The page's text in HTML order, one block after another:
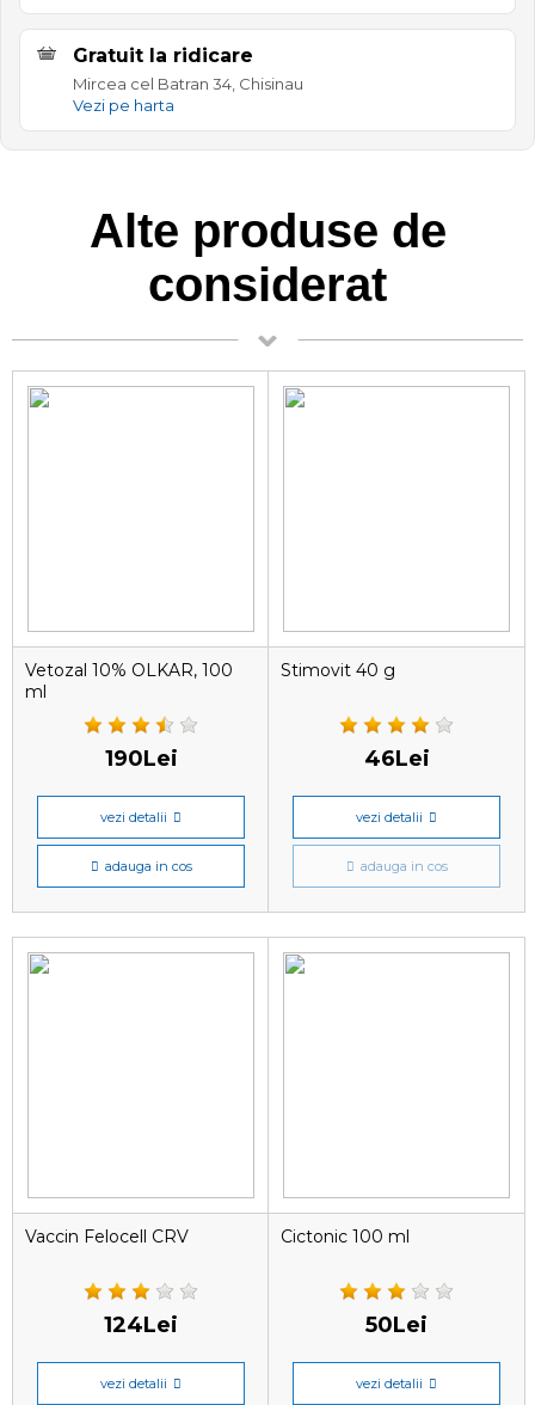
Gratuit la ridicare
Mircea cel Batran 34, Chisinau
Vezi pe harta
Alte produse de
considerat
Vetozal 10% OLKAR, 100
ml
190Lei
vezi detalii
adauga in cos
Stimovit 40 g
46Lei
vezi detalii
adauga in cos
Vaccin Felocell CRV
124Lei
vezi detalii
Cictonic 100 ml
50Lei
vezi detalii